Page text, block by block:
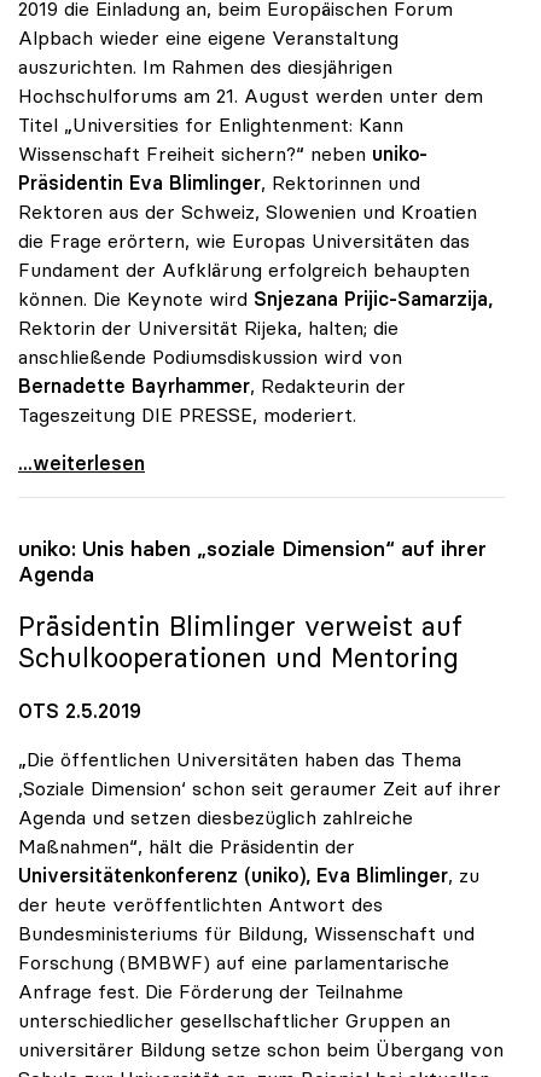
2019 die Einladung an, beim Europäischen Forum
Alpbach wieder eine eigene Veranstaltung
auszurichten. Im Rahmen des diesjährigen
Hochschulforums am 21. August werden unter dem
Titel „Universities for Enlightenment: Kann
Wissenschaft Freiheit sichern?“ neben uniko-
Präsidentin Eva Blimlinger, Rektorinnen und
Rektoren aus der Schweiz, Slowenien und Kroatien
die Frage erörtern, wie Europas Universitäten das
Fundament der Aufklärung erfolgreich behaupten
können. Die Keynote wird Snjezana Prijic-Samarzija,
Rektorin der Universität Rijeka, halten; die
anschließende Podiumsdiskussion wird von
Bernadette Bayrhammer, Redakteurin der
Tageszeitung DIE PRESSE, moderiert.
uniko heuer wieder Partner des Forum Alpbach
...weiterlesen
uniko: Unis haben „soziale Dimension“ auf ihrer
Agenda
Präsidentin Blimlinger verweist auf
Schulkooperationen und Mentoring
OTS 2.5.2019
„Die öffentlichen Universitäten haben das Thema
,Soziale Dimension‘ schon seit geraumer Zeit auf ihrer
Agenda und setzen diesbezüglich zahlreiche
Maßnahmen“, hält die Präsidentin der
Universitätenkonferenz (uniko), Eva Blimlinger, zu
der heute veröffentlichten Antwort des
Bundesministeriums für Bildung, Wissenschaft und
Forschung (BMBWF) auf eine parlamentarische
Anfrage fest. Die Förderung der Teilnahme
unterschiedlicher gesellschaftlicher Gruppen an
universitärer Bildung setze schon beim Übergang von